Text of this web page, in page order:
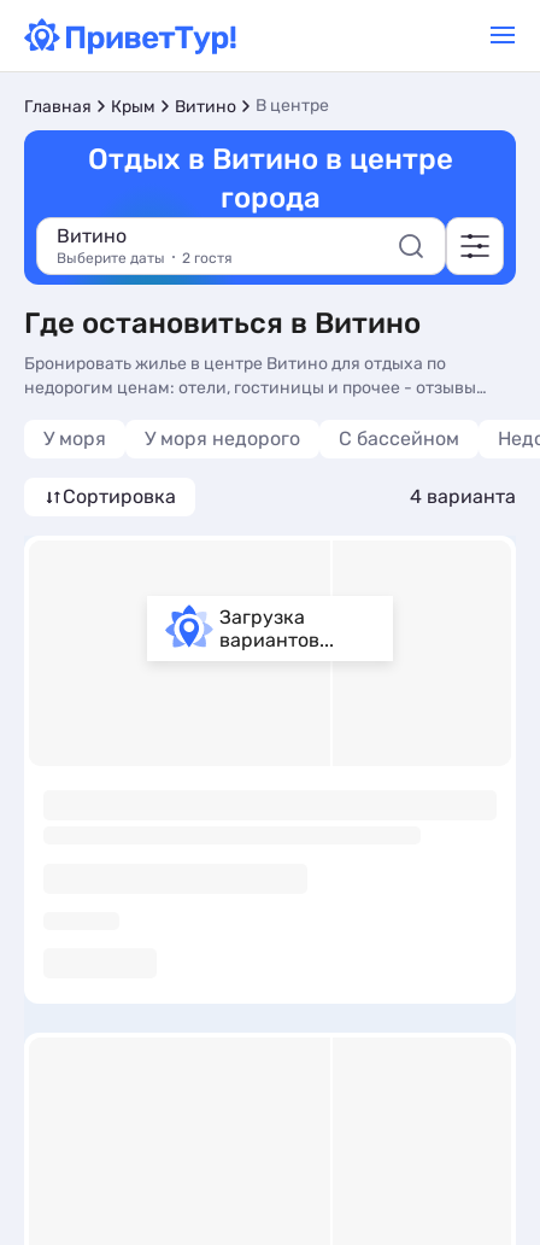
Главная Крым Витино В центре
Отдых в Витино в центре
города
Витино
Выберите даты 2 гостя
Где остановиться в Витино
Бронировать жилье в центре Витино для отдыха по
недорогим ценам: отели, гостиницы и прочее - отзывы
вариантов, от 2900 руб, номера с общей кухней,
У моря У моря недорого С бассейном
Сортировка 4 варианта
Загрузка
вариантов...